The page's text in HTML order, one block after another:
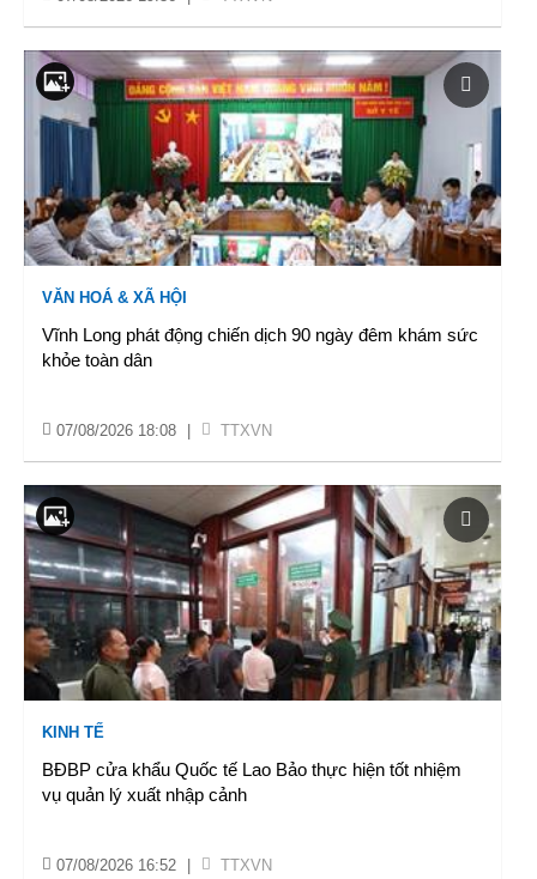
VĂN HOÁ & XÃ HỘI
Vĩnh Long phát động chiến dịch 90 ngày đêm khám sức
khỏe toàn dân
07/08/2026 18:08 TTXVN
KINH TẾ
BĐBP cửa khẩu Quốc tế Lao Bảo thực hiện tốt nhiệm
vụ quản lý xuất nhập cảnh
07/08/2026 16:52 TTXVN